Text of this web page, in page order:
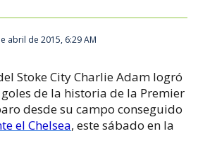
abril de 2015, 6:29 AM
Stoke City Charlie Adam logró
de la historia de la Premier
desde su campo conseguido
el Chelsea, este sábado en la